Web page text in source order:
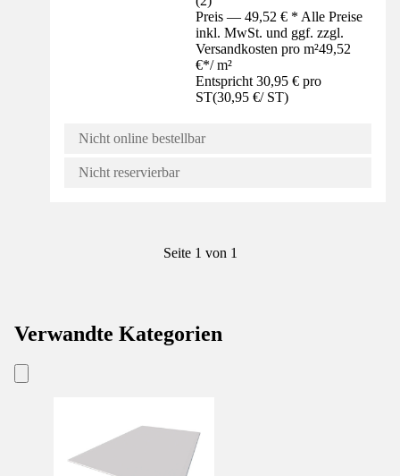
Preis — 49,52 € * Alle Preise
inkl. MwSt. und ggf. zzgl.
Versandkosten pro m²49,52
€*/ m²
Entspricht 30,95 € pro
ST(30,95 €/ ST)
Nicht online bestellbar
Nicht reservierbar
Seite 1 von 1
Verwandte Kategorien